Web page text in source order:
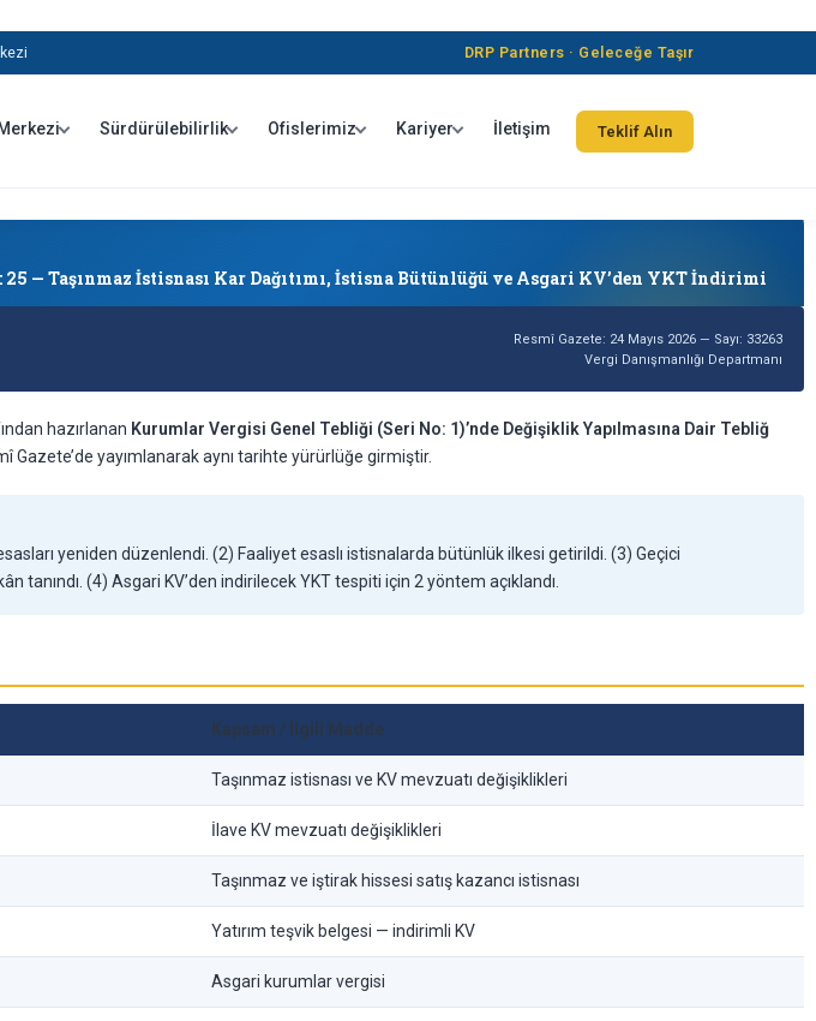
DRP Partners · Geleceğe Taşır
Sürdürülebilirlik Ofislerimiz Kariyer İletişim Teklif Alın
— Taşınmaz İstisnası Kar Dağıtımı, İstisna Bütünlüğü ve Asgari KV’den YKT İndirimi
Resmî Gazete: 24 Mayıs 2026 — Sayı: 33263
Vergi Danışmanlığı Departmanı
hazırlanan Kurumlar Vergisi Genel Tebliği (Seri No: 1)’nde Değişiklik Yapılmasına Dair Tebliğ
Gazete’de yayımlanarak aynı tarihte yürürlüğe girmiştir.
yeniden düzenlendi. (2) Faaliyet esaslı istisnalarda bütünlük ilkesi getirildi. (3) Geçici
(4) Asgari KV’den indirilecek YKT tespiti için 2 yöntem açıklandı.
Kapsam / İlgili Madde
Taşınmaz istisnası ve KV mevzuatı değişiklikleri
İlave KV mevzuatı değişiklikleri
Taşınmaz ve iştirak hissesi satış kazancı istisnası
Yatırım teşvik belgesi — indirimli KV
Asgari kurumlar vergisi